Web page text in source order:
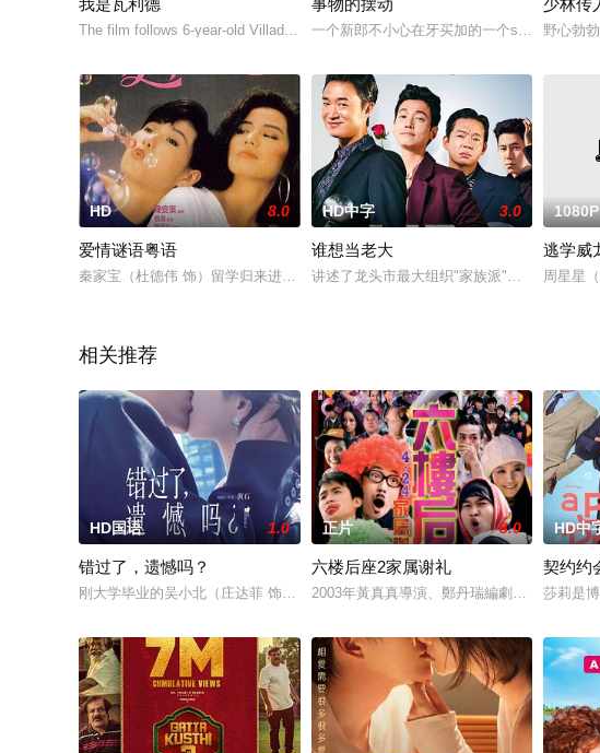
The film follows 6-year-old Villads in school and at home. V
一个新郎不小心在牙买加的一个swingers度
野心勃
HD 8.0
爱情谜语粤语
秦家宝（杜德伟 饰）留学归来进入了戴大力（林立三 饰）的设计公司工作，一次
HD中字 3.0
谁想当老大
讲述了龙头市最大组织"家族派"即将选出下一
1080P
逃学威
周星星
相关推荐
HD国语 1.0
错过了，遗憾吗？
刚大学毕业的吴小北（庄达菲 饰）被初恋男友李天昊（周澄奧 饰）断崖式分手后
正片 8.0
六楼后座2家属谢礼
2003年黃真真導演、鄭丹瑞編劇的喜劇《六
HD中
契约约
莎莉是